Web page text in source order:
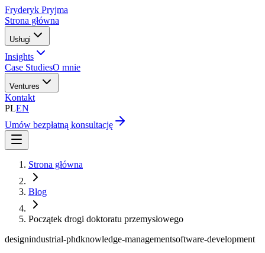
Fryderyk Pryjma
Strona główna
Usługi
Insights
Case StudiesO mnie
Ventures
Kontakt
PLEN
Umów bezpłatną konsultację
Strona główna
Blog
Początek drogi doktoratu przemysłowego
designindustrial-phdknowledge-managementsoftware-development